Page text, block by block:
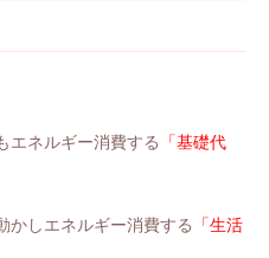
エネルギー消費する
「基礎代
かしエネルギー消費する
「生活